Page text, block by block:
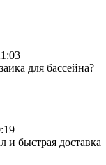
для бассейна?
и быстрая доставка